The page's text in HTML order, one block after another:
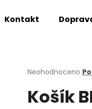
Kontakt
Průměrné
produktu
je
Neohodnoceno
Košík
najít?
HLEDAT